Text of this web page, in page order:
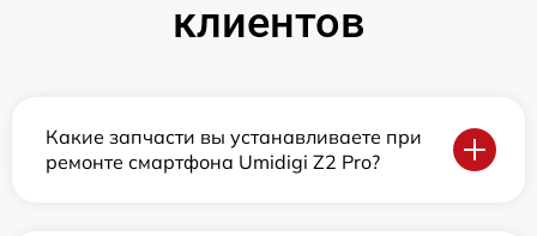
клиентов
Какие запчасти вы устанавливаете при
ремонте смартфона Umidigi Z2 Pro?